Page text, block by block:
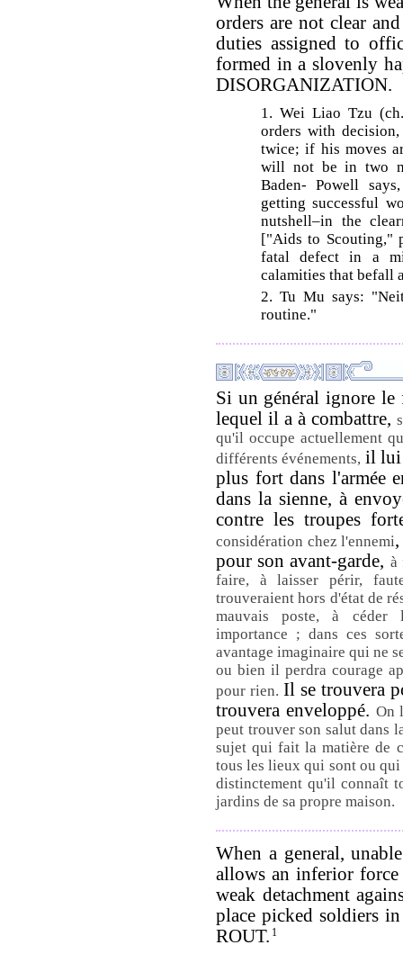
orders are not clear
duties assigned to
formed in a slovenly
DISORGANIZATION.
1. Wei Liao Tzu
orders with
twice; if his moves
will not be in two
Baden- Powell
getting successful
nutshell–in the
["Aids to Scouting,"
fatal defect in a
calamities that befall
2. Tu Mu says:
routine."
Si un général ignore
lequel il a à combattre,
qu'il occupe actuellement
différents événements, il lui
plus fort dans l'armée
dans la sienne, à
contre les troupes
considération chez l'ennemi
pour son avant-garde, à
faire, à laisser périr,
trouveraient hors d'état de
mauvais poste, à céder
importance ; dans ces
avantage imaginaire qui ne
ou bien il perdra courage
pour rien.Il se trouvera
trouvera enveloppé. On
peut trouver son salut dans
sujet qui fait la matière de
tous les lieux qui sont ou
distinctement qu'il connaît
jardins de sa propre maison.
When a general,
allows an inferior force
weak detachment
place picked soldiers
ROUT. 1